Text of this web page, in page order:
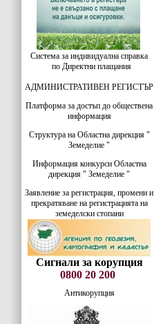
Система за индивидуална справка
по Директни плащания
АДМИНИСТРАТИВЕН РЕГИСТЪР
Платформа за достъп до обществена
информация
Структура на Областна дирекция "
Земеделие "
Информация конкурси Областна
дирекция " Земеделие "
Заявление за регистрация, промени и
прекратяване на регистрацията на
земеделски стопани
Сигнали за корупция
0800 20 200
Антикорупция